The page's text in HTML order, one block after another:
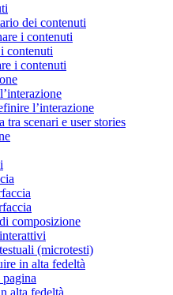
dei contenuti
i contenuti
contenuti
i contenuti
l’interazione
tra scenari e user stories
composizione
(microtesti)
in alta fedeltà
alta fedeltà